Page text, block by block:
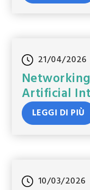
21/04/2026
Artificial
LEGGI DI PIÙ
10/03/2026